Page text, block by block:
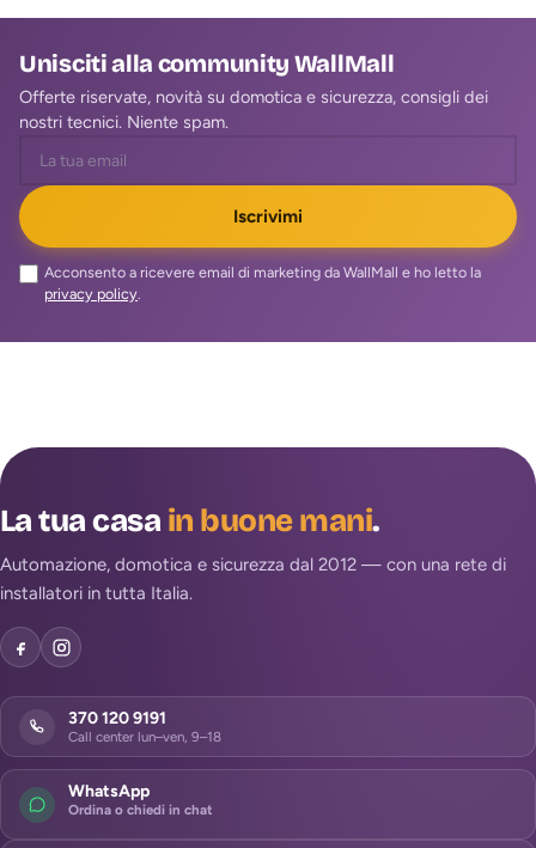
Unisciti alla community WallMall
Offerte riservate, novità su domotica e sicurezza, consigli dei
nostri tecnici. Niente spam.
Iscrivimi
Acconsento a ricevere email di marketing da WallMall e ho letto la
privacy policy.
La tua casain buone mani.
Automazione, domotica e sicurezza dal 2012 — con una rete di
installatori in tutta Italia.
370 120 9191
Call center lun–ven, 9–18
WhatsApp
Ordina o chiedi in chat